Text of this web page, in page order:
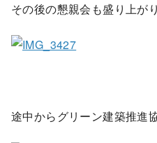
その後の懇親会も盛り上がり
途中からグリーン建築推